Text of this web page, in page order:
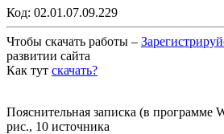
Код: 02.01.07.09.229
Чтобы скачать работы –
развитии сайта
Как тут скачать?
Пояснительная записка (в программе
рис., 10 источника